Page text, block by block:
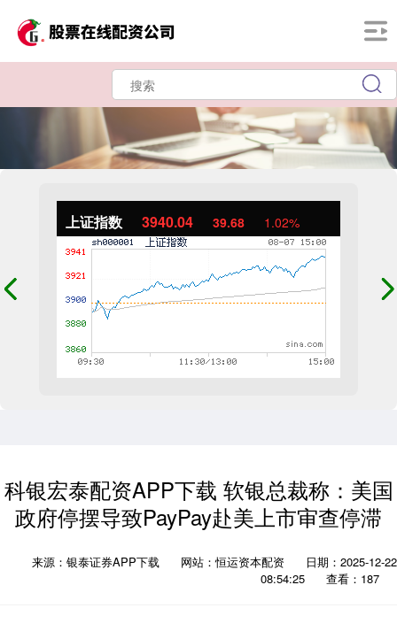
上证指数 3940.04 39.68 1.02%
科银宏泰配资APP下载 软银总裁称：美国
政府停摆导致PayPay赴美上市审查停滞
来源：银泰证券APP下载 网站：恒运资本配资
日期：2025-12-22
08:54:25
查看：187